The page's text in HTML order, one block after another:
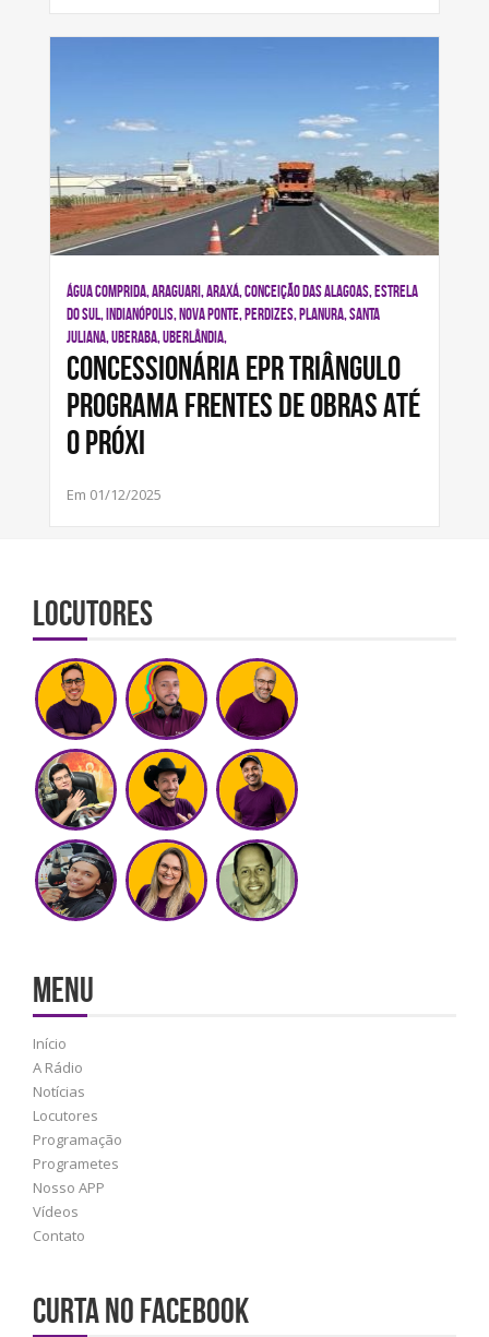
ÁGUA COMPRIDA, ARAGUARI, ARAXÁ, CONCEIÇÃO DAS ALAGOAS, ESTRELA
DO SUL, INDIANÓPOLIS, NOVA PONTE, PERDIZES, PLANURA, SANTA
JULIANA, UBERABA, UBERLÂNDIA,
Concessionária EPR Triângulo
programa frentes de obras até
o próxi
Em 01/12/2025
Locutores
MENU
Início
A Rádio
Notícias
Locutores
Programação
Programetes
Nosso APP
Vídeos
Contato
Curta no Facebook